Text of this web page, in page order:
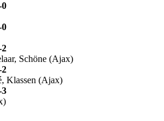
Schöne (Ajax)
Klassen (Ajax)